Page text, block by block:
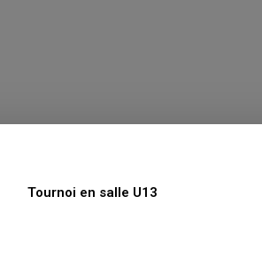
Tournoi en salle U13